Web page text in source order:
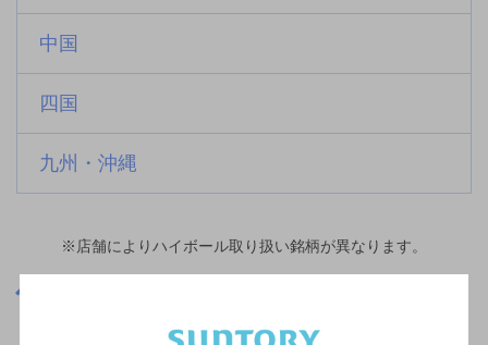
中国
四国
九州・沖縄
※店舗によりハイボール取り扱い銘柄が異なります。